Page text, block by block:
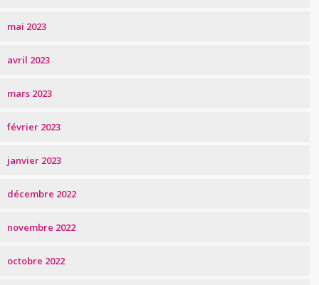
mai 2023
avril 2023
mars 2023
février 2023
janvier 2023
décembre 2022
novembre 2022
octobre 2022